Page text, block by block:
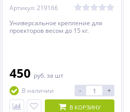
Артикул: 219166
Универсальное крепление для
проекторов весом до 15 кг.
450 руб. за шт
В наличии
- +
В КОРЗИНУ